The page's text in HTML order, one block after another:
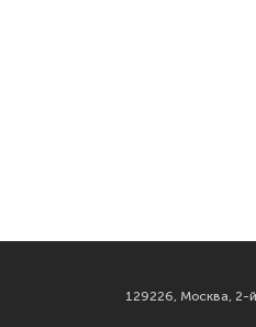
129226, Москва, 2-